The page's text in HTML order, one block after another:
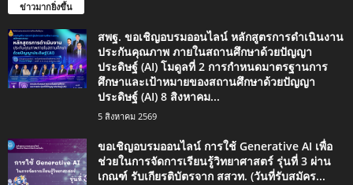
ข่าวมากยิ่งขึ้น
สพฐ. ขอเชิญอบรมออนไลน์ หลักสูตรการดำเนินงาน
ประกันคุณภาพ ภายในสถานศึกษาด้วยปัญญา
ประดิษฐ์ (AI) โมดูลที่ 2 การกำหนดมาตรฐานการ
ศึกษาและเป้าหมายของสถานศึกษาด้วยปัญญา
ประดิษฐ์ (AI) 8 สิงหาคม...
5 สิงหาคม 2569
ขอเชิญอบรมออนไลน์ การใช้ Generative AI เพื่อ
ช่วยในการจัดการเรียนรู้วิทยาศาสตร์ รุ่นที่ 3 ผ่าน
เกณฑ์ รับเกียรติบัตรจาก สสวท. (วันที่รับสมัคร...